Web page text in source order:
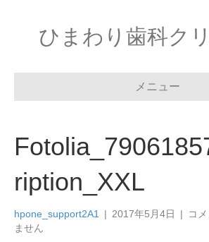
ひまわり歯科ク
メニュー
ription_XXL
hpone_support2A1 | 2017年5月4日 |
コ
ません